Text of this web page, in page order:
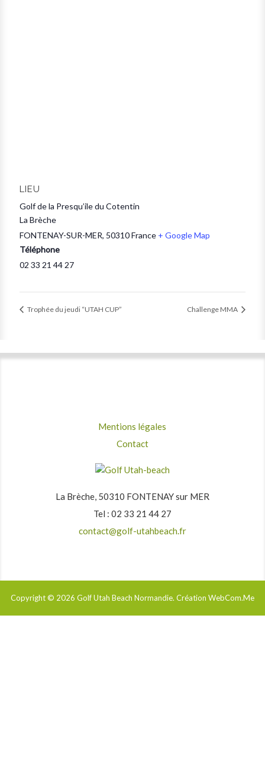
LIEU
Golf de la Presqu’ile du Cotentin
La Brèche
FONTENAY-SUR-MER, 50310 France + Google Map
Téléphone
02 33 21 44 27
Trophée du jeudi “UTAH CUP” Challenge MMA
Mentions légales
Contact
La Brèche, 50310 FONTENAY sur MER
Tel : 02 33 21 44 27
contact@golf-utahbeach.fr
Copyright © 2026 Golf Utah Beach Normandie. Création WebCom.Me